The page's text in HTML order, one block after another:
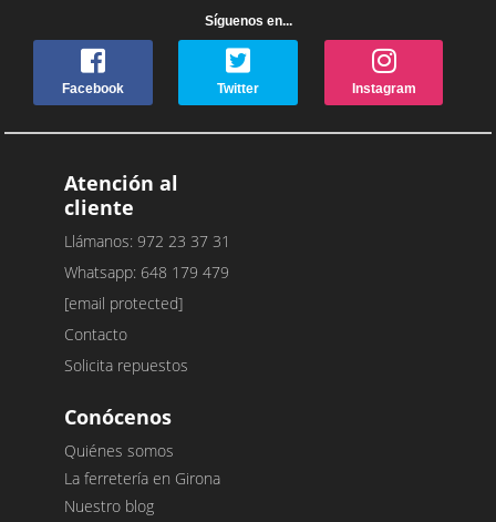
Síguenos en...
Facebook Twitter Instagram
Atención al
cliente
Llámanos: 972 23 37 31
Whatsapp: 648 179 479
[email protected]
Contacto
Solicita repuestos
Conócenos
Quiénes somos
La ferretería en Girona
Nuestro blog